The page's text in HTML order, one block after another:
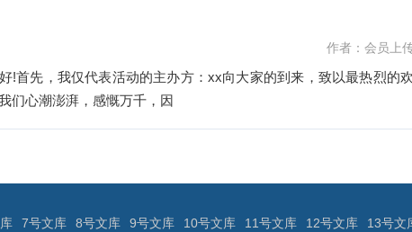
作者：会员上
!首先，我仅代表活动的主办方：xx向大家的到来，致以最热烈的欢
们心潮澎湃，感慨万千，因
7号文库 8号文库 9号文库 10号文库 11号文库 12号文库 13号文